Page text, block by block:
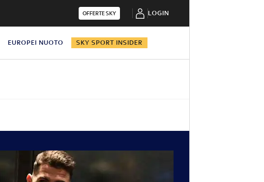
OFFERTE SKY LOGIN
EUROPEI NUOTO SKY SPORT INSIDER